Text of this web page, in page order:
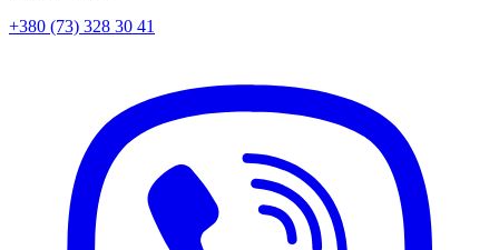
+380 (73) 328 30 41